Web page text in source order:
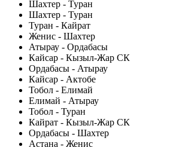
Шахтер - Туран
Шахтер - Туран
Туран - Кайрат
Женис - Шахтер
Атырау - Ордабасы
Кайсар - Кызыл-Жар СК
Ордабасы - Атырау
Кайсар - Актобе
Тобол - Елимай
Елимай - Атырау
Тобол - Туран
Кайрат - Кызыл-Жар СК
Ордабасы - Шахтер
Астана - Женис